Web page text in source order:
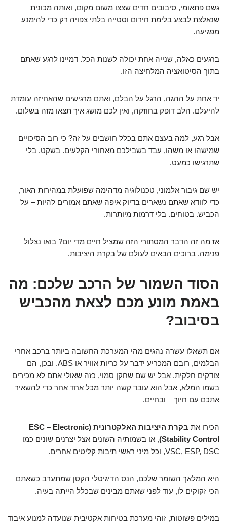
גשם פתאומי, סיבובים חדים שצצו משום מקום, ואותה מכונית
שנאלצת לבצע בלימת חירום וסטייה בלתי צפויה רק כדי להימנע
מפגיעה.
ברגעים כאלה, שנייה אחת יכולה לשנות הכל. דמיינו לרגע שאתם
בתוך הסיטואציה המלחיצה הזו.
יד אחת על ההגה, הרגל על הבלם, ואתם מרגישים שהאחיזה עומדת
להיעלם. הלב דופק בחוזקה, ואין לכם מושג איך תצאו מזה בשלום.
אבל רגע, למה בעצם אתם בכלל חושבים על זה? כי רוב הסיכויים
שמישהו או משהו, עבד בשבילכם מאחורי הקלעים. בשקט. בלי
שתרגישו כמעט.
יש שם גיבור אלמוני, טכנולוגיה מדהימה שפועלת במהירות האור,
כדי לוודא שאתם נשארים בדיוק איפה שאתם אמורים להיות – על
הכביש. בטוחים. בלי דרמות מיותרות.
אז מה זה הדבר המסתורי הזה שמציל חיים מדי יום? בואו נצלול
פנימה. ברוכים הבאים לעולם של בקרת היציבות.
הסוד השמור של הרכב שלכם: מה
באמת מונע מכם לצאת מהכביש
בסיבוב?
אם תשאלו עשרה נהגים מהי המערכת החשובה ביותר ברכב אחרי
הבלמים, רובם המכריע ידבר על כריות אוויר או ABS. ובכן, הם
צודקים חלקית. אבל יש שם שחקן סמוי, כזה שאולי אתם לא מכירים
בשמו המלא, אבל הוא עובד קשה יותר מכל אחד אחר כדי להשאיר
אתכם עם חיוך – ובחיים.
הכירו את
בקרת היציבות האלקטרונית (ESC – Electronic
Stability Control) , או בשמותיה השונים אצל יצרנים שונים כמו
VSC, ESP, DSC, וכל מיני ראשי תיבות קליטים אחרים.
היא המלאך השומר שלכם, הנס הדיגיטלי הקטן שמתערב כשאתם
הכי זקוקים לו, עוד לפני שאתם מבינים שבכלל הייתה בעיה.
במילים פשוטות, זוהי מערכת בטיחות אקטיבית שנועדה למנוע איבוד